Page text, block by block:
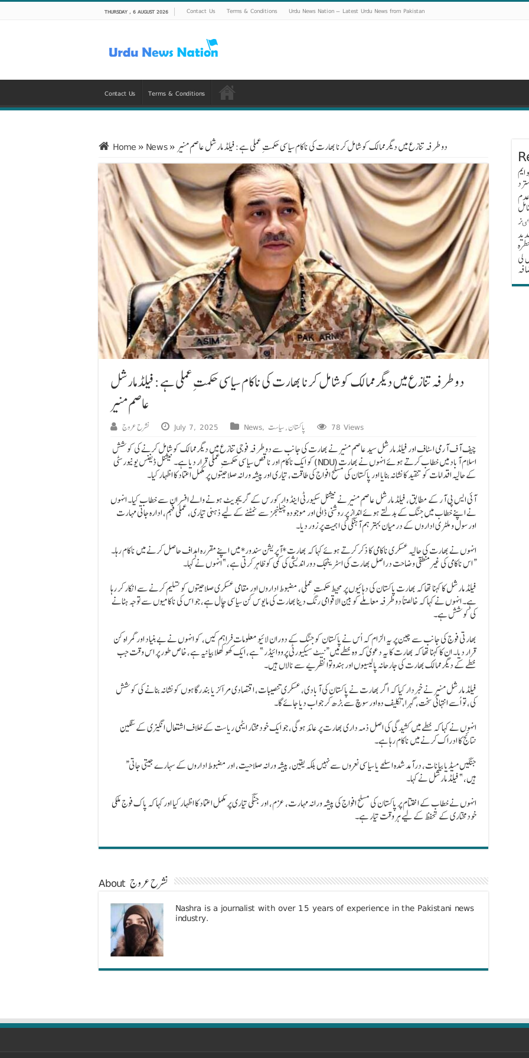
THURSDAY , 6 AUGUST 2026 Contact Us Terms & Conditions Urdu News Nation – Latest Urdu News from Pakistan
Contact Us Terms & Conditions
Home » News» دو طرفہ تنازع میں دیگر ممالک کو شامل کرنا بھارت کی ناکام سیاسی حکمتِ عملی ہے: فیلڈ مارشل عاصم منیر
دو طرفہ تنازع میں دیگر ممالک کو شامل کرنا بھارت کی ناکام سیاسی حکمتِ عملی ہے: فیلڈ مارشل
عاصم منیر
نشرح عروج July 7, 2025 News, پاکستان,سیاست 78 Views
چیف آف آرمی اسٹاف اور فیلڈ مارشل سید عاصم منیر نے بھارت کی جانب سے دو طرفہ فوجی تنازع میں دیگر ممالک کو شامل کرنے کی کوشش
کو ایک ناکام اور ناقص سیاسی حکمتِ عملی قرار دیا ہے۔ نیشنل ڈیفنس یونیورسٹی (NDU) اسلام آباد میں خطاب کرتے ہوئے انہوں نے بھارت
کے حالیہ اقدامات کو تنقید کا نشانہ بنایا اور پاکستان کی مسلح افواج کی طاقت، تیاری اور پیشہ ورانہ صلاحیتوں پر مکمل اعتماد کا اظہار کیا۔
آئی ایس پی آر کے مطابق، فیلڈ مارشل عاصم منیر نے نیشنل سکیورٹی اینڈ وار کورس کے گریجویٹ ہونے والے افسران سے خطاب کیا۔ انہوں
نے اپنے خطاب میں جنگ کے بدلتے ہوئے انداز پر روشنی ڈالی اور موجودہ چیلنجز سے نمٹنے کے لیے ذہنی تیاری، عملی فہم، ادارہ جاتی مہارت
اور سول و ملٹری اداروں کے درمیان بہتر ہم آہنگی کی اہمیت پر زور دیا۔
انہوں نے بھارت کی حالیہ عسکری ناکامی کا ذکر کرتے ہوئے کہا کہ بھارت *آپریشن سندور* میں اپنے مقررہ اہداف حاصل کرنے میں ناکام رہا۔
“اس ناکامی کی غیر منطقی وضاحت دراصل بھارت کی اسٹریٹجک دور اندیشی کی کمی کو ظاہر کرتی ہے،” انہوں نے کہا۔
فیلڈ مارشل کا کہنا تھا کہ بھارت پاکستان کی دہائیوں پر محیط حکمتِ عملی، مضبوط اداروں اور مقامی عسکری صلاحیتوں کو تسلیم کرنے سے انکار کر رہا
ہے۔ انہوں نے کہا کہ خالصتاً دو طرفہ معاملے کو بین الاقوامی رنگ دینا بھارت کی مایوس کن سیاسی چال ہے، جو اس کی ناکامیوں سے توجہ ہٹانے
کی کوشش ہے۔
بھارتی فوج کی جانب سے چین پر یہ الزام کہ اُس نے پاکستان کو جنگ کے دوران لائیو معلومات فراہم کیں، کو انہوں نے بے بنیاد اور گمراہ کن
قرار دیا۔ ان کا کہنا تھا کہ بھارت کا یہ دعویٰ کہ وہ خطے میں “نیٹ سیکیورٹی پرووائیڈر” ہے، ایک کھوکھلا بیانیہ ہے، خاص طور پر اس وقت جب
خطے کے دیگر ممالک بھارت کی جارحانہ پالیسیوں اور ہندوتوا نظریے سے نالاں ہیں۔
فیلڈ مارشل منیر نے خبردار کیا کہ اگر بھارت نے پاکستان کی آبادی، عسکری تنصیبات، اقتصادی مراکز یا بندرگاہوں کو نشانہ بنانے کی کوشش
کی، تو اُسے انتہائی سخت، گہرا، تکلیف دہ اور سوچ سے بڑھ کر جواب دیا جائے گا۔
انہوں نے کہا کہ خطے میں کشیدگی کی اصل ذمہ داری بھارت پر عائد ہوگی، جو ایک خودمختار ایٹمی ریاست کے خلاف اشتعال انگیزی کے سنگین
نتائج کا ادراک کرنے میں ناکام رہا ہے۔
“جنگیں میڈیا بیانات، درآمد شدہ اسلحے یا سیاسی نعروں سے نہیں بلکہ یقین، پیشہ ورانہ صلاحیت، اور مضبوط اداروں کے سہارے جیتی جاتی
ہیں،” فیلڈ مارشل نے کہا۔
انہوں نے خطاب کے اختتام پر پاکستان کی مسلح افواج کی پیشہ ورانہ مہارت، عزم، اور جنگی تیاری پر مکمل اعتماد کا اظہار کیا اور کہا کہ پاک فوج ملکی
خودمختاری کے تحفظ کے لیے ہر وقت تیار ہے۔
About نشرح عروج
Nashra is a journalist with over 15 years of experience in the Pakistani news
industry.
کی